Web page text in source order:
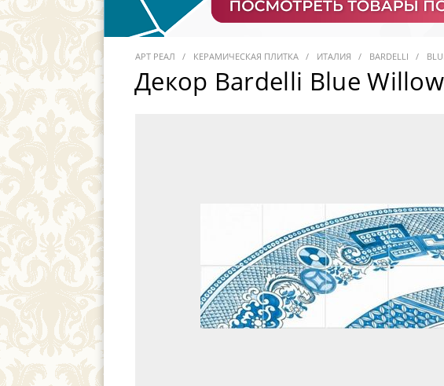
АРТ РЕАЛ КЕРАМИЧЕСКАЯ ПЛИТКА ИТАЛИЯ BARDELLI
Декор Bardelli Blue